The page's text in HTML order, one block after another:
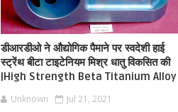
डीआरडीओ ने औद्योगिक पैमाने पर स्वदेशी हाई
स्ट्रेंथ बीटा टाइटेनियम मिश्र धातु विकसित की
|High Strength Beta Titanium Alloy
Unknown Jul 21, 2021